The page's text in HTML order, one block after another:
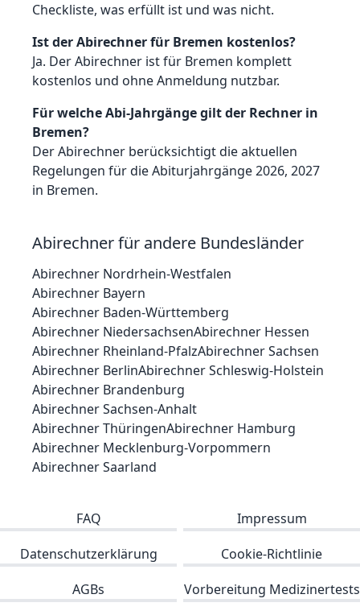
Checkliste, was erfüllt ist und was nicht.
Ist der Abirechner für Bremen kostenlos?
Ja. Der Abirechner ist für Bremen komplett
kostenlos und ohne Anmeldung nutzbar.
Für welche Abi-Jahrgänge gilt der Rechner in
Bremen?
Der Abirechner berücksichtigt die aktuellen
Regelungen für die Abiturjahrgänge 2026, 2027
in Bremen.
Abirechner für andere Bundesländer
Abirechner Nordrhein-Westfalen
Abirechner Bayern
Abirechner Baden-Württemberg
Abirechner NiedersachsenAbirechner Hessen
Abirechner Rheinland-PfalzAbirechnerSachsen
Abirechner BerlinAbirechnerSchleswig-Holstein
Abirechner Brandenburg
AbirechnerSachsen-Anhalt
AbirechnerThüringenAbirechner Hamburg
Abirechner Mecklenburg-Vorpommern
AbirechnerSaarland
FAQ
Impressum
Datenschutzerklärung
Cookie-Richtlinie
AGBs
Vorbereitung Medizinertests